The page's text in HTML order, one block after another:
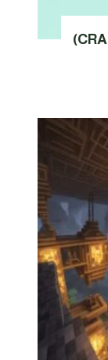
الحيوان الجديد السلطعون (CRAB)